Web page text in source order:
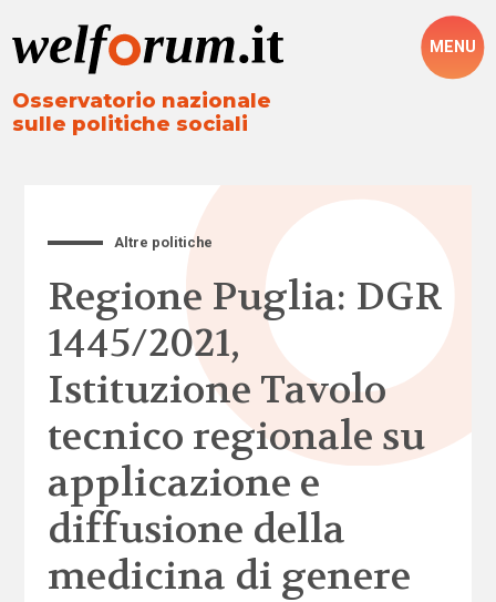
Osservatorio nazionale
sulle politiche sociali
MENU
Altre politiche
Regione Puglia: DGR
1445/2021,
Istituzione Tavolo
tecnico regionale su
applicazione e
diffusione della
medicina di genere